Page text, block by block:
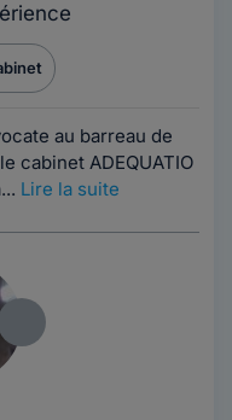
au barreau de
cabinet ADEQUATIO
Lire la suite